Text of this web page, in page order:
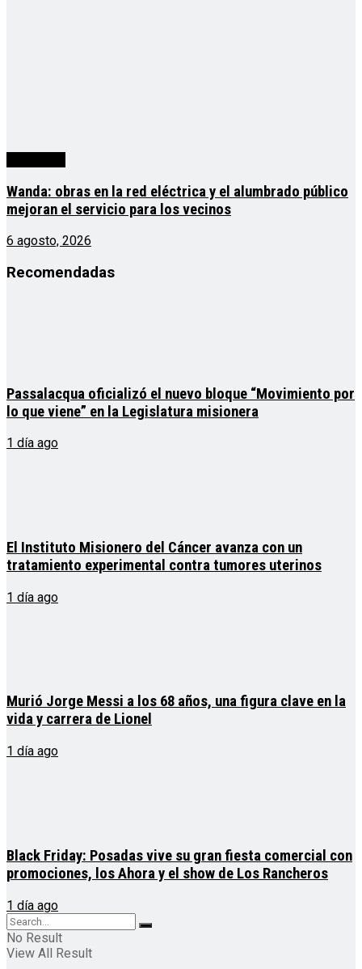
Wanda: obras en la red eléctrica y el alumbrado público
mejoran el servicio para los vecinos
6 agosto, 2026
Recomendadas
Passalacqua oficializó el nuevo bloque “Movimiento por
lo que viene” en la Legislatura misionera
1 día ago
El Instituto Misionero del Cáncer avanza con un
tratamiento experimental contra tumores uterinos
1 día ago
Murió Jorge Messi a los 68 años, una figura clave en la
vida y carrera de Lionel
1 día ago
Black Friday: Posadas vive su gran fiesta comercial con
promociones, los Ahora y el show de Los Rancheros
1 día ago
No Result
View All Result